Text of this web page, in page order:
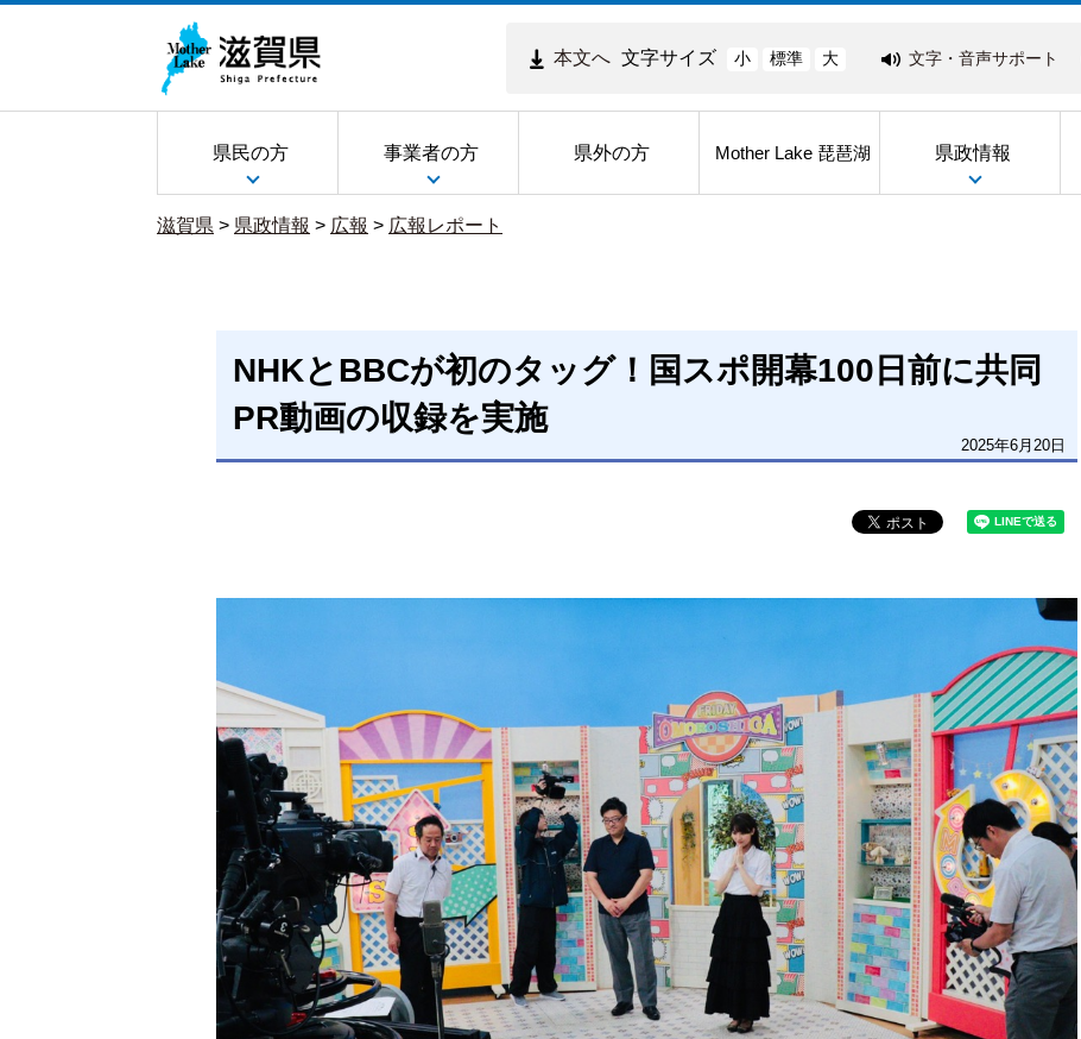
本文へ 文字サイズ 小 標準 大 文字・音声サポート
県民の方 事業者の方 県外の方 Mother Lake 琵琶湖 県政情報
滋賀県 > 県政情報 > 広報 > 広報レポート
NHKとBBCが初のタッグ！国スポ開幕100日前に共同
PR動画の収録を実施
2025年6月20日